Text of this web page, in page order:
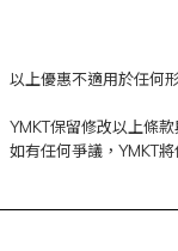
以上優惠不適用於任何
YMKT保留修改以上條
如有任何爭議，YMKT